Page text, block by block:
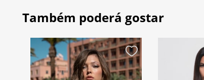
Também poderá gostar